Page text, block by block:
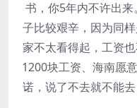
书，你5年内不许出
子比较艰辛，因为同
家不太看得起，工资
1200块工资、海南愿
诺，说了不去就不能